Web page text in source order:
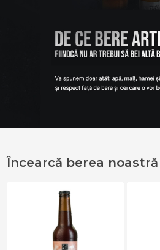
Încearcă berea